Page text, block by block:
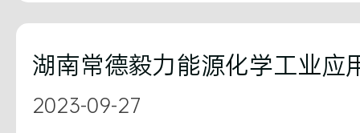
湖南常德毅力能源化学工业应
2023-09-27